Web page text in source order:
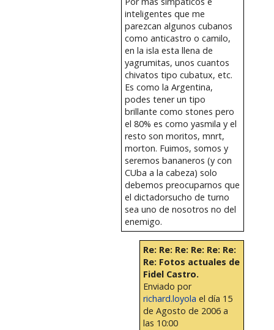
inteligentes que me
parezcan algunos cubanos
como anticastro o camilo,
en la isla esta llena de
yagrumitas, unos cuantos
chivatos tipo cubatux, etc.
Es como la Argentina,
podes tener un tipo
brillante como stones pero
el 80% es como yasmila y el
resto son moritos, mnrt,
morton. Fuimos, somos y
seremos bananeros (y con
CUba a la cabeza) solo
debemos preocuparnos que
el dictadorsucho de turno
sea uno de nosotros no del
enemigo.
Re: Re: Re: Re: Re: Re:
Re: Fotos actuales de
Fidel Castro.
Enviado por
richard.loyola el día 15
de Agosto de 2006 a
las 10:00